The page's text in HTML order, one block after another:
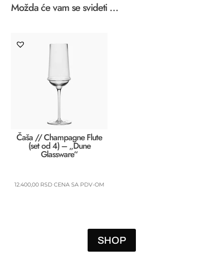
//
Možda će vam se svideti …
Čaša // Champagne Flute
(set od 4) – „Dune
Glassware“
12.400,00 RSD CENA SA PDV-OM
SHOP